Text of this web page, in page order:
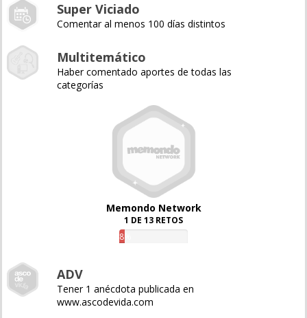
Super Viciado
Comentar al menos 100 días distintos
Multitemático
Haber comentado aportes de todas las
categorías
Memondo Network
1 DE 13 RETOS
8%
ADV
Tener 1 anécdota publicada en
www.ascodevida.com